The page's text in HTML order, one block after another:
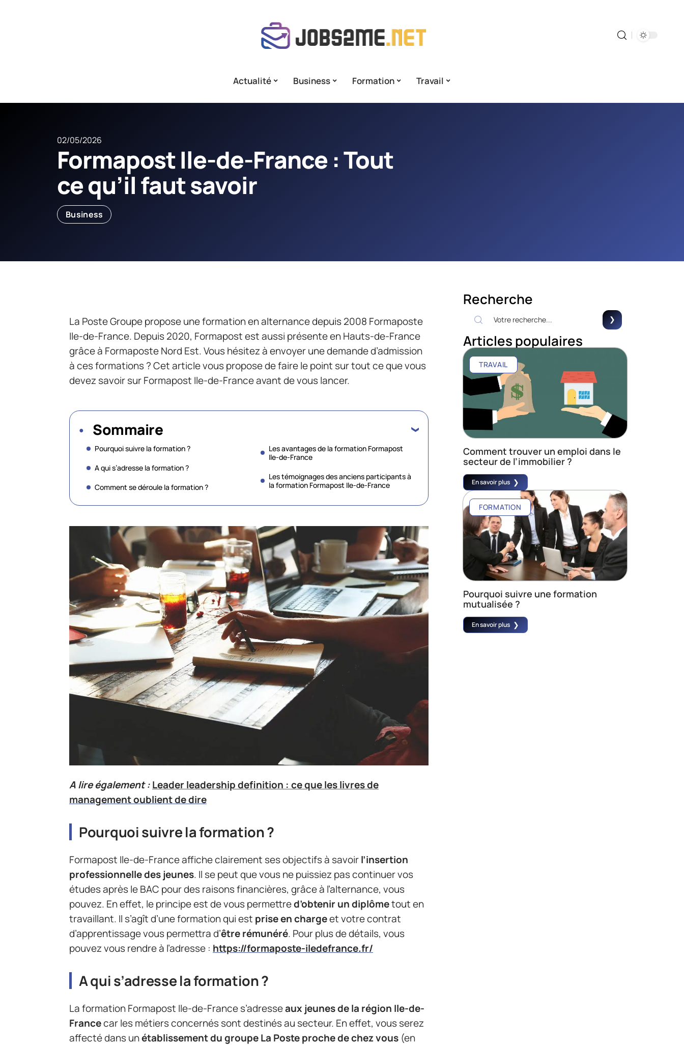
Actualité Business Formation Travail
02/05/2026
Formapost Ile-de-France : Tout
ce qu’il faut savoir
Business
La Poste Groupe propose une formation en alternance depuis 2008 Formaposte
Ile-de-France. Depuis 2020, Formapost est aussi présente en Hauts-de-France
grâce à Formaposte Nord Est. Vous hésitez à envoyer une demande d’admission
à ces formations ? Cet article vous propose de faire le point sur tout ce que vous
devez savoir sur Formapost Ile-de-France avant de vous lancer.
Sommaire
Pourquoi suivre la formation ?
A qui s’adresse la formation ?
Comment se déroule la formation ?
Les avantages de la formation Formapost
Ile-de-France
Les témoignages des anciens participants à
la formation Formapost Ile-de-France
A lire également :Leader leadership definition : ce que les livres de
management oublient de dire
Pourquoi suivre la formation ?
Formapost Ile-de-France affiche clairement ses objectifs à savoirl’insertion
professionnelle des jeunes. Il se peut que vous ne puissiez pas continuer vos
études après le BAC pour des raisons financières, grâce à l’alternance, vous
pouvez. En effet, le principe est de vous permettred’obtenir un diplômetout en
travaillant. Il s’agît d’une formation qui est prise en chargeet votre contrat
d’apprentissage vous permettra d’être rémunéré. Pour plus de détails, vous
pouvez vous rendre à l’adresse : https://formaposte-iledefrance.fr/
A qui s’adresse la formation ?
La formation Formapost Ile-de-France s’adresseaux jeunes de la région Ile-de-
Francecar les métiers concernés sont destinés au secteur. En effet, vous serez
affecté dans unétablissement du groupe La Poste proche de chez vous (en
Recherche
Articles populaires
TRAVAIL
Comment trouver un emploi dans le
secteur de l’immobilier ?
En savoir plus
FORMATION
Pourquoi suivre une formation
mutualisée ?
En savoir plus